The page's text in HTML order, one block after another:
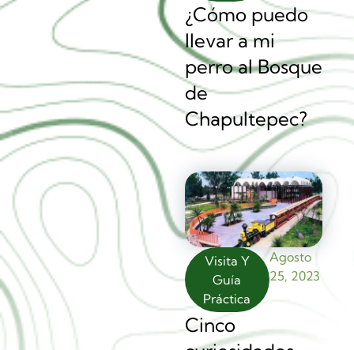
¿Cómo puedo
llevar a mi
perro al Bosque
de
Chapultepec?
Visita Y
Guía
Práctica
Agosto
25, 2023
Cinco